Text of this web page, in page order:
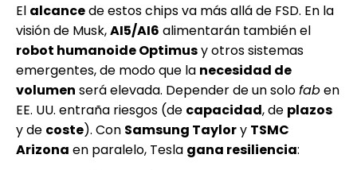
El alcancede estos chips va más allá de FSD. En la
visión de Musk,AI5/AI6 alimentarán también el
robot humanoide Optimusy otros sistemas
emergentes, de modo que la necesidad de
volumen será elevada. Depender de un solofaben
EE. UU. entraña riesgos (de capacidad, de plazos
y de coste). Con Samsung Taylory TSMC
Arizona en paralelo, Tesla gana resiliencia: